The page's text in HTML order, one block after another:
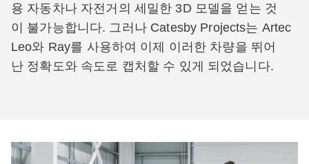
용 자동차나 자전거의 세밀한 3D 모델을 얻는 것
이 불가능합니다. 그러나 Catesby Projects는 Artec
Leo와 Ray를 사용하여 이제 이러한 차량을 뛰어
난 정확도와 속도로 캡처할 수 있게 되었습니다.